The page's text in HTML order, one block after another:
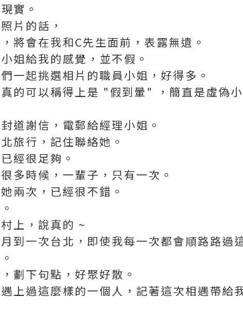
實。
片的話，
將會在我和C先生面前，表露無遺。
姐給我的感覺，並不假。
一起挑選相片的職員小姐，好得多。
的可以稱得上是 "假到暈" ，簡直是虛偽小
道謝信，電郵給經理小姐。
旅行，記住聯絡她。
經很足夠。
多時候，一輩子，只有一次。
兩次，已經很不錯。
上，說真的 ~
到一次台北，即使我每一次都會順路路過
劃下句點，好聚好散。
上過這麼樣的一個人，記著這次相遇帶給